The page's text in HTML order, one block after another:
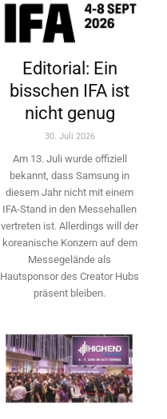
Editorial: Ein
bisschen IFA ist
nicht genug
30. Juli 2026
Am 13. Juli wurde offiziell
bekannt, dass Samsung in
diesem Jahr nicht mit einem
IFA-Stand in den Messehallen
vertreten ist. Allerdings will ­der
koreanische Konzern auf dem
Messegelände als
Hautsponsor des Creator Hubs
präsent bleiben.